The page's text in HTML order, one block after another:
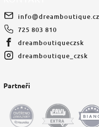
info@dreamboutique.cz
725 803 810
dreamboutiqueczsk
dreamboutique_czsk
Partneři